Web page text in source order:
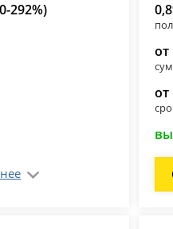
292%)
от
от